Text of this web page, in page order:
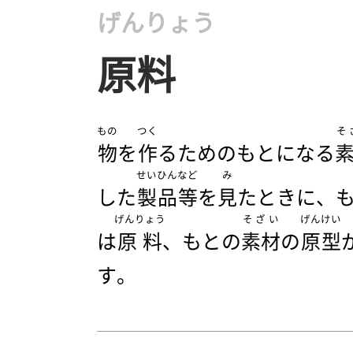
げんりょう
原料
物
もの
を作
つく
るためのもとになる
そ
した製品
せいひん
等
など
を見
み
たときに、
は原料
げんりょう
、もとの素材
そざい
の原型
げんけい
す。